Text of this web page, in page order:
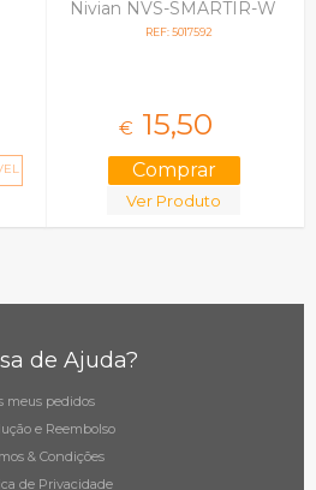
Nivian NVS-SMARTIR-W
REF: 5017592
€ 15,50
Ver Produto
de Ajuda?
meus pedidos
e Reembolso
& Condições
de Privacidade